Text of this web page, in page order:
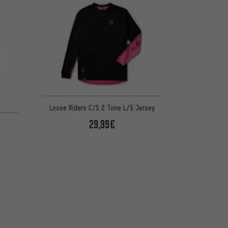
auf 1 Bewertungen
Loose Riders C/S 2 Tone L/S Jersey
29,99€